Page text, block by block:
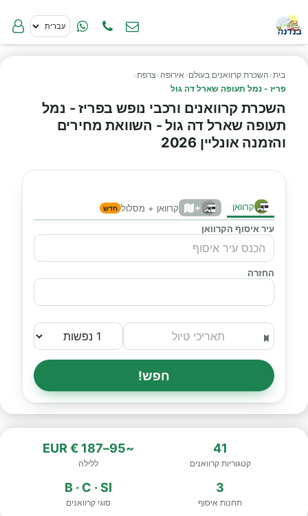
בית› השכרת קרוואנים בעולם › אירופה › צרפת›
פריז - נמל תעופה שארל דה גול
השכרת קרוואנים ורכבי נופש בפריז - נמל
תעופה שארל דה גול - השוואת מחירים
והזמנה אונליין 2026
קרוואן + קרוואן + מסלול חדש
עיר איסוף הקרוואן
החזרה
חפש!
41
קטגוריות קרוואנים
~95–187 € EUR
ללילה
3
תחנות איסוף
B · C · SI
סוגי קרוואנים